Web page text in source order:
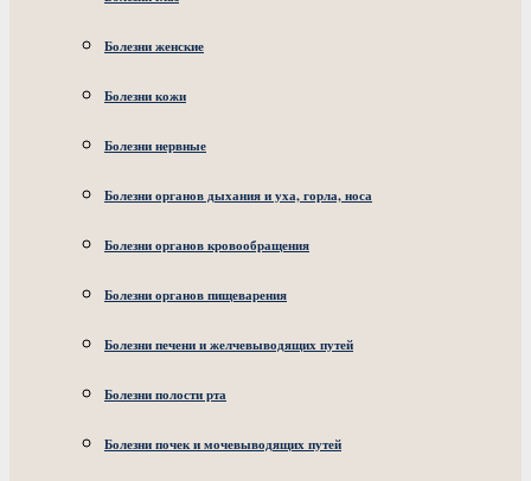
Болезни женские
Болезни кожи
Болезни нервные
Болезни органов дыхания и уха, горла, носа
Болезни органов кровообращения
Болезни органов пищеварения
Болезни печени и желчевыводящих путей
Болезни полости рта
Болезни почек и мочевыводящих путей